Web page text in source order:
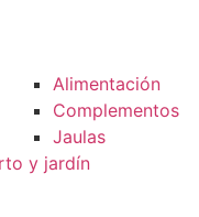
Alimentación
Complementos
Jaulas
y jardín